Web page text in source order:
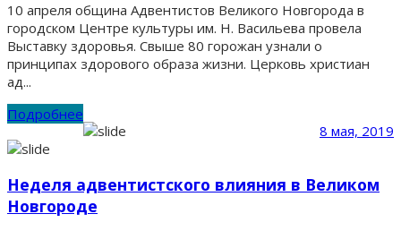
10 апреля община Адвентистов Великого Новгорода в
городском Центре культуры им. Н. Васильева провела
Выставку здоровья. Свыше 80 горожан узнали о
принципах здорового образа жизни. Церковь христиан
ад...
Подробнее
8 мая, 2019
Неделя адвентистского влияния в Великом
Новгороде